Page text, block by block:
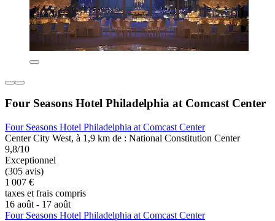
Four Seasons Hotel Philadelphia at Comcast Center
Four Seasons Hotel Philadelphia at Comcast Center
Center City West, à 1,9 km de : National Constitution Center
9,8/10
Exceptionnel
(305 avis)
1 007 €
taxes et frais compris
16 août - 17 août
Four Seasons Hotel Philadelphia at Comcast Center